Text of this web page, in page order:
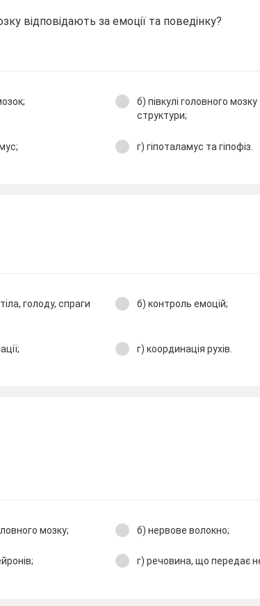
відповідають за емоції та поведінку?
б) півкулі головного мозку
структури;
г) гіпоталамус та гіпофіз.
голоду, спраги
б) контроль емоцій;
г) координація рухів.
мозку; б) нервове волокно;
г) речовина, що передає